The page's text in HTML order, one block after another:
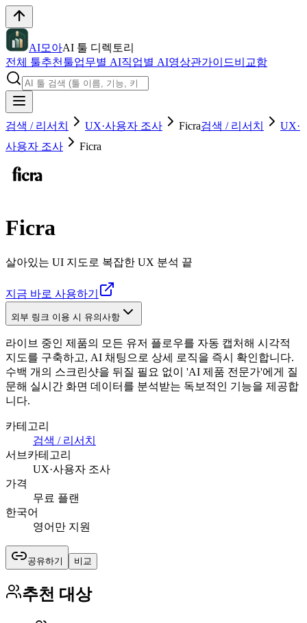
AI모아AI 툴 디렉토리
전체 툴추천툴업무별 AI직업별 AI영상관가이드비교함
검색 / 리서치 UX·사용자 조사 Ficra검색 / 리서치
UX·
사용자 조사
Ficra
Ficra
살아있는 UI 지도로 복잡한 UX 분석 끝
지금 바로 사용하기
외부 링크 이용 시 유의사항
라이브 중인 제품의 모든 유저 플로우를 자동 캡처해 시각적
지도를 구축하고, AI 채팅으로 상세 로직을 즉시 확인합니다.
수백 개의 스크린샷을 뒤질 필요 없이 'AI 제품 전문가'에게 질
문해 실시간 화면 데이터를 분석받는 독보적인 기능을 제공합
니다.
카테고리
검색 / 리서치
서브카테고리
UX·사용자 조사
가격
무료 플랜
한국어
영어만 지원
공유하기 비교
추천 대상